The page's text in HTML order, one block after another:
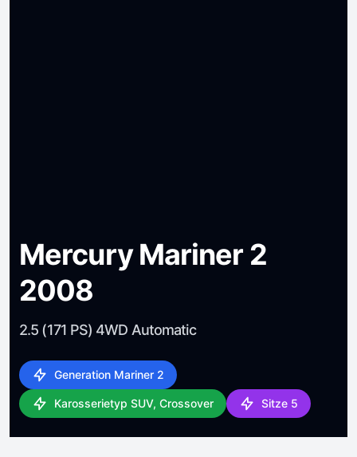
Mercury Mariner 2
2008
2.5 (171 PS) 4WD Automatic
Generation Mariner 2
Karosserietyp SUV, Crossover Sitze 5